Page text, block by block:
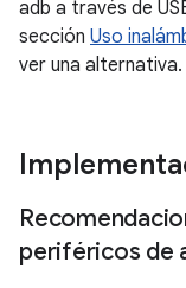
adb a través de
sección Uso
ver una alternativa.
periféricos de